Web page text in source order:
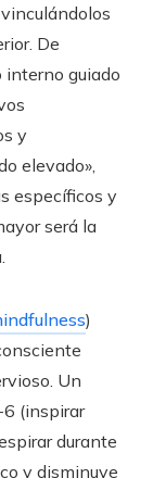
De
interno guiado
y
elevado»,
específicos y
será la
)
Un
(inspirar
durante
y disminuye